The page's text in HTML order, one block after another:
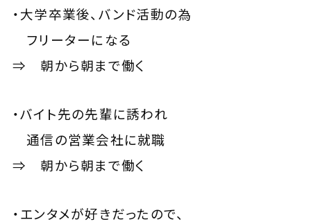
・大学卒業後、バンド活動の為
フリーターになる
⇒ 朝から朝まで働く
・バイト先の先輩に誘われ
通信の営業会社に就職
⇒ 朝から朝まで働く
・エンタメが好きだったので、